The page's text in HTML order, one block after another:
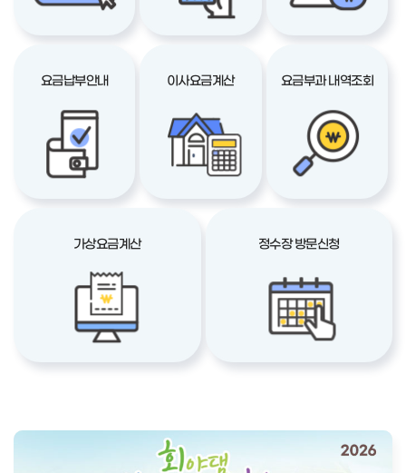
요금납부안내 이사요금계산 요금부과 내역조회
가상요금계산 정수장 방문신청